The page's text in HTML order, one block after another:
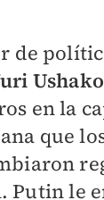
de
en la
que
Putin le